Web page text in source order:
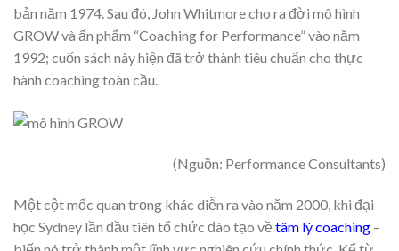
bản năm 1974. Sau đó, John Whitmore cho ra đời mô hình
GROW và ấn phẩm “Coaching for Performance” vào năm
1992; cuốn sách này hiện đã trở thành tiêu chuẩn cho thực
hành coaching toàn cầu.
(Nguồn: Performance Consultants)
Một cột mốc quan trọng khác diễn ra vào năm 2000, khi đại
học Sydney lần đầu tiên tổ chức đào tạo về tâm lý coaching –